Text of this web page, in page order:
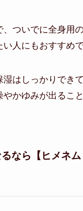
、ついでに全身用
人にもおすすめで
はしっかりできて
やかゆみが出るこ
なら【ヒメネ